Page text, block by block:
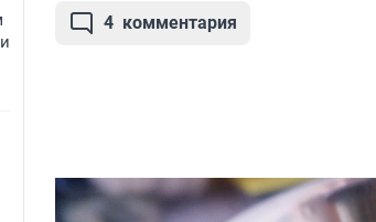
4 комментария